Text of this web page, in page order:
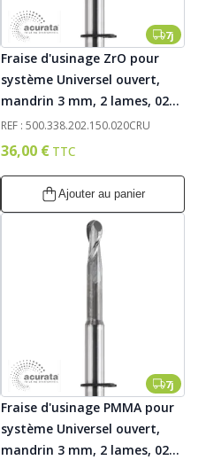
7j
Fraise d'usinage ZrO pour
système Universel ouvert,
mandrin 3 mm, 2 lames, 020.
Acurata
REF : 500.338.202.150.020CRU
36,00 €
Ajouter au panier
7j
Fraise d'usinage PMMA pour
système Universel ouvert,
mandrin 3 mm, 2 lames, 020.